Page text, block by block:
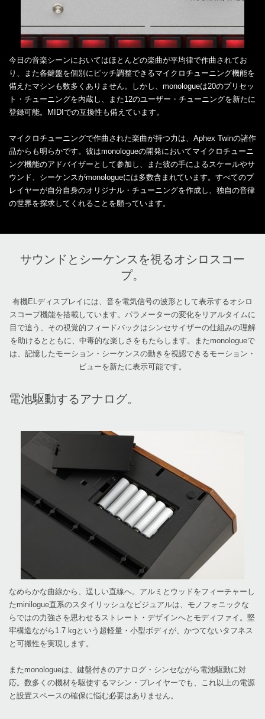
今日の音楽シーンにおいてはほとんどの楽曲が平均律で作曲されてお
り、また各鍵盤を個別にピッチ調整できるマイクロチューニング機能を
備えたマシンも数多くありません。しかし、monologueは20のプリセッ
ト・チューニングを内蔵し、また12のユーザー・チューニングを新たに
登録可能。MIDIでの互換性も備えています。
マイクロチューニングで作曲された楽曲が持つ力は、Aphex Twinの諸作
品からも明らかです。彼はmonologueの開発においてマイクロチューニ
ング機能のアドバイザーとして参加し、また彼の手によるスケールやサ
ウンド、シーケンスがmonologueには多数含まれています。すべてのプ
レイヤーが自分自身のオリジナル・チューニングを作成し、独自の音律
の世界を探求してくれることを願っています。
サウンドとシーケンスを視るオシロスコー
プ。
有機ELディスプレイには、音を電気信号の波形として表示するオシロ
スコープ機能を搭載しています。パラメーターの変化をリアルタイムに
目で追う、その視覚的フィードバックはシンセサイザーの仕組みの理解
を助けるとともに、中毒的な楽しさをもたらします。またmonologueで
は、記憶したモーション・シーケンスの動きを視認できるモーション・
ビューを新たに表示可能です。
電池駆動するアナログ。
なめらかな曲線から、逞しい直線へ。アルミとウッドをフィーチャーし
たminilogue直系のスタイリッシュなビジュアルは、モノフォニックな
らではの力強さを思わせるストレート・デザインへとモディファイ。堅
牢構造ながら1.7 kgという超軽量・小型ボディが、かつてないタフネス
と可搬性を実現します。
またmonologueは、鍵盤付きのアナログ・シンセながら電池駆動に対
応。数多くの機材を駆使するマシン・プレイヤーでも、これ以上の電源
と設置スペースの確保に悩む必要はありません。